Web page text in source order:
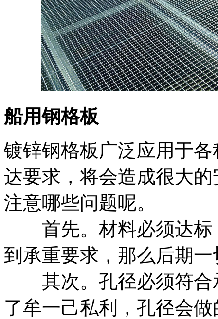
船用钢格板
镀锌钢格板广泛应用于
达要求，将会造成很大
注意哪些问题呢。
首先。材料必须达标
到承重要求，那么后期
其次。孔径必须符合
了牟一己私利，孔径会